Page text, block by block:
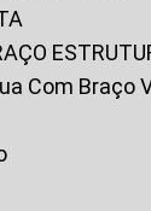
Com Braço